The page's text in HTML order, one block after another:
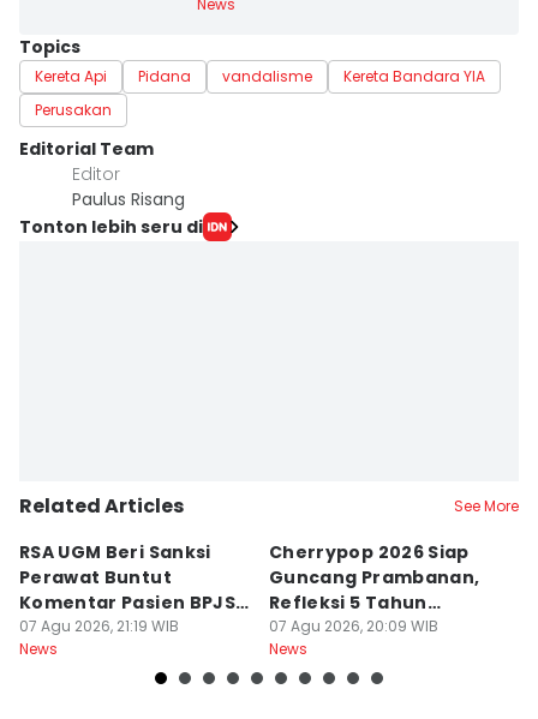
News
Topics
Kereta Api Pidana vandalisme
Kereta Bandara YIA
Perusakan
Editorial Team
Editor
Paulus Risang
Tonton lebih seru di
Related Articles See More
RSA UGM Beri Sanksi
Perawat Buntut
Komentar Pasien BPJS
di Medsos
07 Agu 2026, 21:19 WIB
News
Cherrypop 2026 Siap
Guncang Prambanan,
Refleksi 5 Tahun
Perjalanan
07 Agu 2026, 20:09 WIB
News